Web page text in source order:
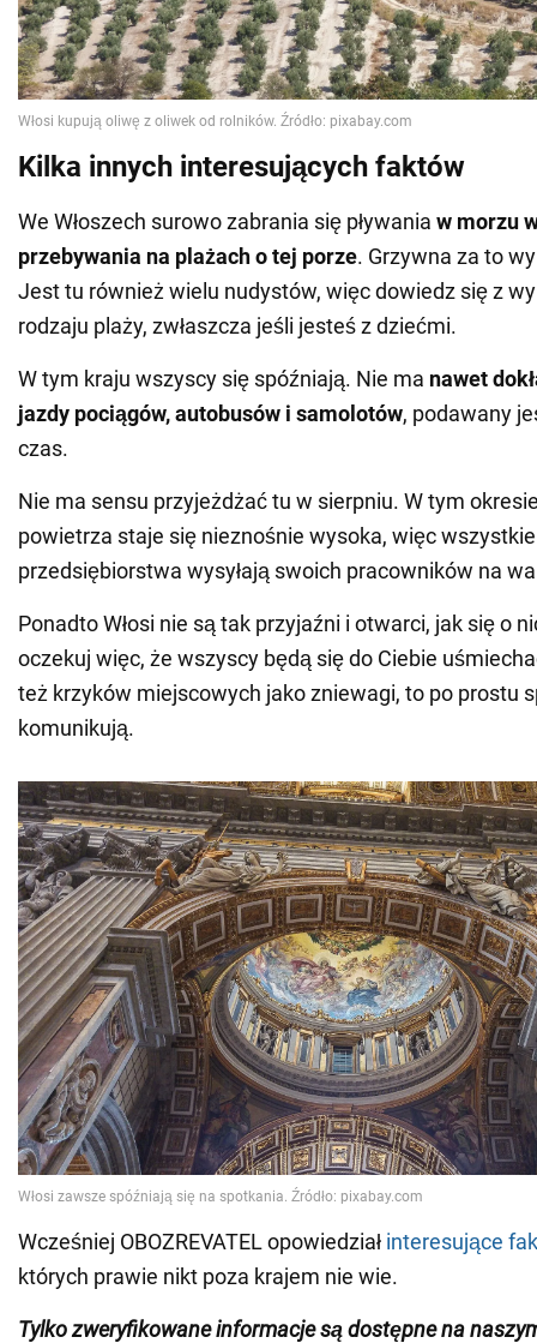
Kilka innych interesujących faktów
We Włoszech surowo zabrania się pływania w morzu
przebywania na plażach o tej porze. Grzywna za to
Jest tu również wielu nudystów, więc dowiedz się z
rodzaju plaży, zwłaszcza jeśli jesteś z dziećmi.
W tym kraju wszyscy się spóźniają. Nie ma nawet
jazdy pociągów, autobusów i samolotów, podawany
czas.
Nie ma sensu przyjeżdżać tu w sierpniu. W tym
powietrza staje się nieznośnie wysoka, więc
przedsiębiorstwa wysyłają swoich pracowników na
Ponadto Włosi nie są tak przyjaźni i otwarci, jak się o
oczekuj więc, że wszyscy będą się do Ciebie
też krzyków miejscowych jako zniewagi, to po prostu
komunikują.
Wcześniej OBOZREVATEL opowiedział interesujące
których prawie nikt poza krajem nie wie.
Tylko zweryfikowane informacje są dostępne na